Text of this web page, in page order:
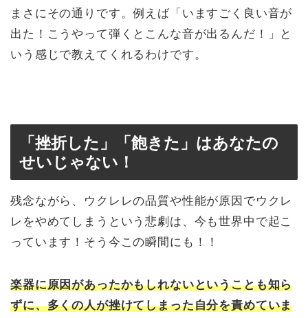
まさにその通りです。例えば「いますごく良い音が
出た！こうやって弾くとこんな音が出るんだ！」と
いう感じで教えてくれるわけです。
「挫折した」「飽きた」はあなたの
せいじゃない！
残念ながら、ウクレレの品質や性能が原因でウクレ
レをやめてしまうという悲劇は、今も世界中で起こ
っています！そう今この瞬間にも！！
楽器に原因があったかもしれないということも知ら
ずに、多くの人が挫けてしまった自分を責めていま